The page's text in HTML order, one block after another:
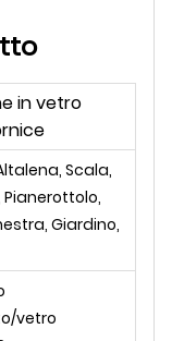
in vetro
Scala,
Pianerottolo,
Giardino,
vetro